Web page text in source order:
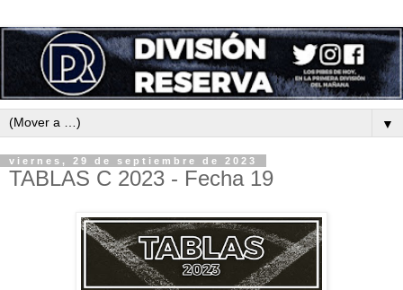
▼
viernes, 29 de septiembre de 2023
TABLAS C 2023 - Fecha 19